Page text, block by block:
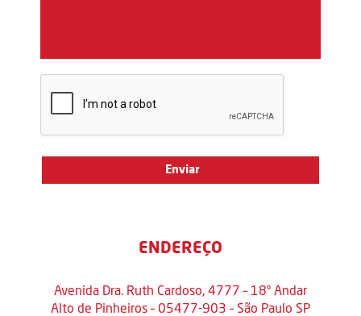
ENDEREÇO
Avenida Dra. Ruth Cardoso, 4777 – 18º Andar
Alto de Pinheiros – 05477-903 – São Paulo SP